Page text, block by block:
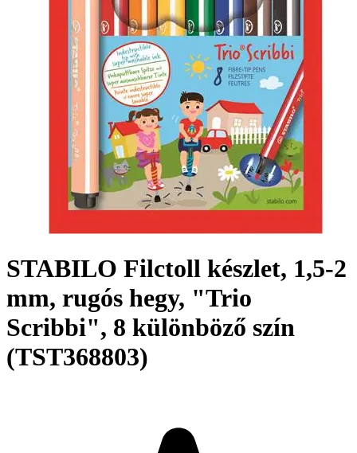
STABILO Filctoll készlet, 1,5-2
mm, rugós hegy, "Trio
Scribbi", 8 különböző szín
(TST368803)